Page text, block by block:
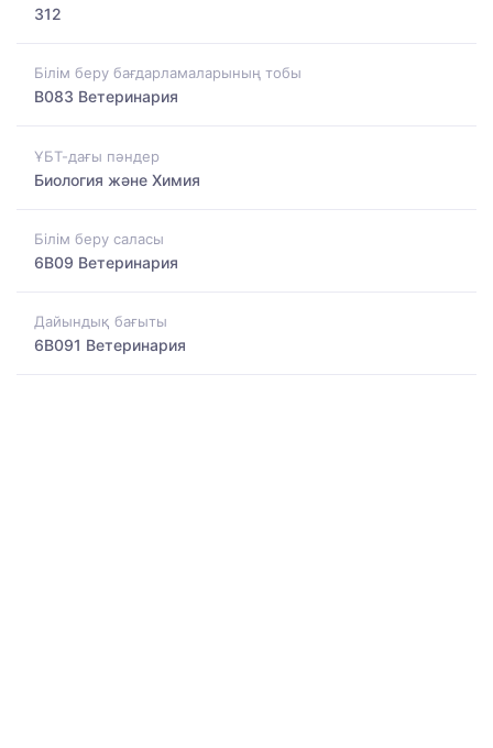
312
Білім беру бағдарламаларының тобы
B083 Ветеринария
ҰБТ-дағы пәндер
Биология және Химия
Білім беру саласы
6B09 Ветеринария
Дайындық бағыты
6B091 Ветеринария